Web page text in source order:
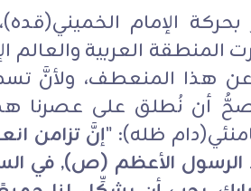
الإمام
المنطقة العربية والعالم
عن هذا المنعطف، ولأنَّ
يصحُّ أن نُطلق على عصرنا
ظله): "إنَّ تزامن
الرسول الأعظم (ص), في
الوليُّ المجدِّد